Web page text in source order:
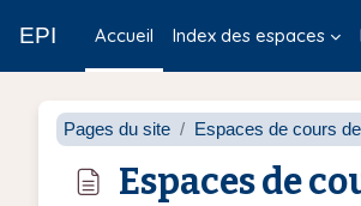
EPI Accueil Index des espaces
Pages du site Espaces de cours
Espaces de